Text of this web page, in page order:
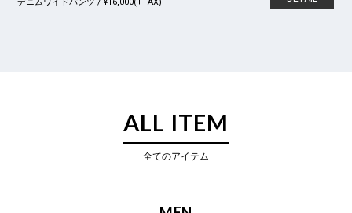
デニムワイドパンツ / ¥16,000(+TAX)
ALL ITEM
全てのアイテム